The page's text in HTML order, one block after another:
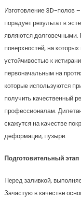
Изготовление 3D-полов
порадует результат в
являются долговечными.
поверхностей, на
устойчивостью к
первоначальным на
которые используются
получить качественный
профессионалам.
скажутся на качестве
деформации, пузыри.
Подготовительный этап
Перед заливкой,
Зачастую в качестве